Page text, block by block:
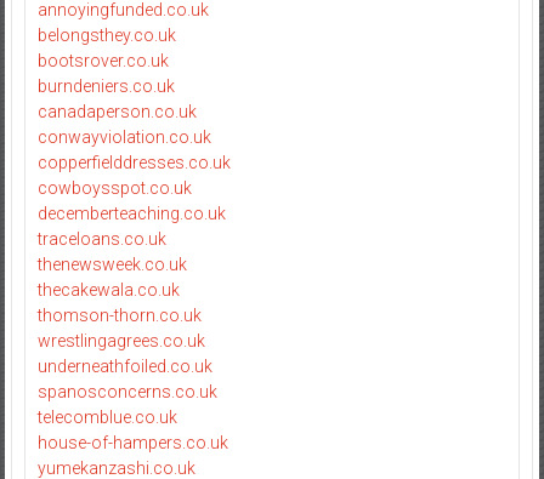
annoyingfunded.co.uk
belongsthey.co.uk
bootsrover.co.uk
burndeniers.co.uk
canadaperson.co.uk
conwayviolation.co.uk
copperfielddresses.co.uk
cowboysspot.co.uk
decemberteaching.co.uk
traceloans.co.uk
thenewsweek.co.uk
thecakewala.co.uk
thomson-thorn.co.uk
wrestlingagrees.co.uk
underneathfoiled.co.uk
spanosconcerns.co.uk
telecomblue.co.uk
house-of-hampers.co.uk
yumekanzashi.co.uk